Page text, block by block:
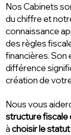
Nos Cabinets
du chiffre et
connaissance
des règles
financières. Son
différence
création de
Nous vous
structure
àchoisir le